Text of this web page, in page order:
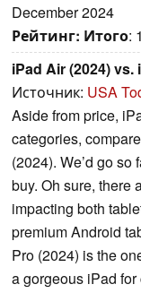
December 2024
Рейтинг: Итого:
iPad Air (2024) vs.
Источник: USA
Aside from price,
categories,
(2024). We’d go so
buy. Oh sure, there
impacting both
premium Android
Pro (2024) is the
a gorgeous iPad